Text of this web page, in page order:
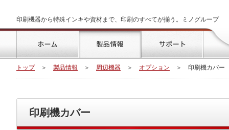
印刷機器から特殊インキや資材まで、印刷のすべてが揃う。ミノグループ
トップ
製品情報 サポート
トップ ＞ 製品情報 ＞ 周辺機器 ＞ オプション ＞ 印刷機カバー
印刷機カバー